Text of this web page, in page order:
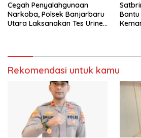
Cegah Penyalahgunaan
Narkoba, Polsek Banjarbaru
Utara Laksanakan Tes Urine
Rekomendasi untuk kamu